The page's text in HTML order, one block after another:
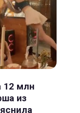
12 млн
из